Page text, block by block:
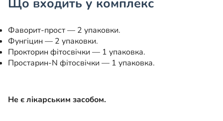
Що входить у комплекс
Фаворит-прост — 2 упаковки.
Фунгіцин — 2 упаковки.
Прокторин фітосвічки — 1 упаковка.
Простарин-N фітосвічки — 1 упаковка.
Не є лікарським засобом.